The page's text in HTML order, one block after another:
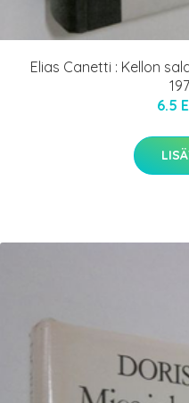
Elias Canetti : Kellon
6.5